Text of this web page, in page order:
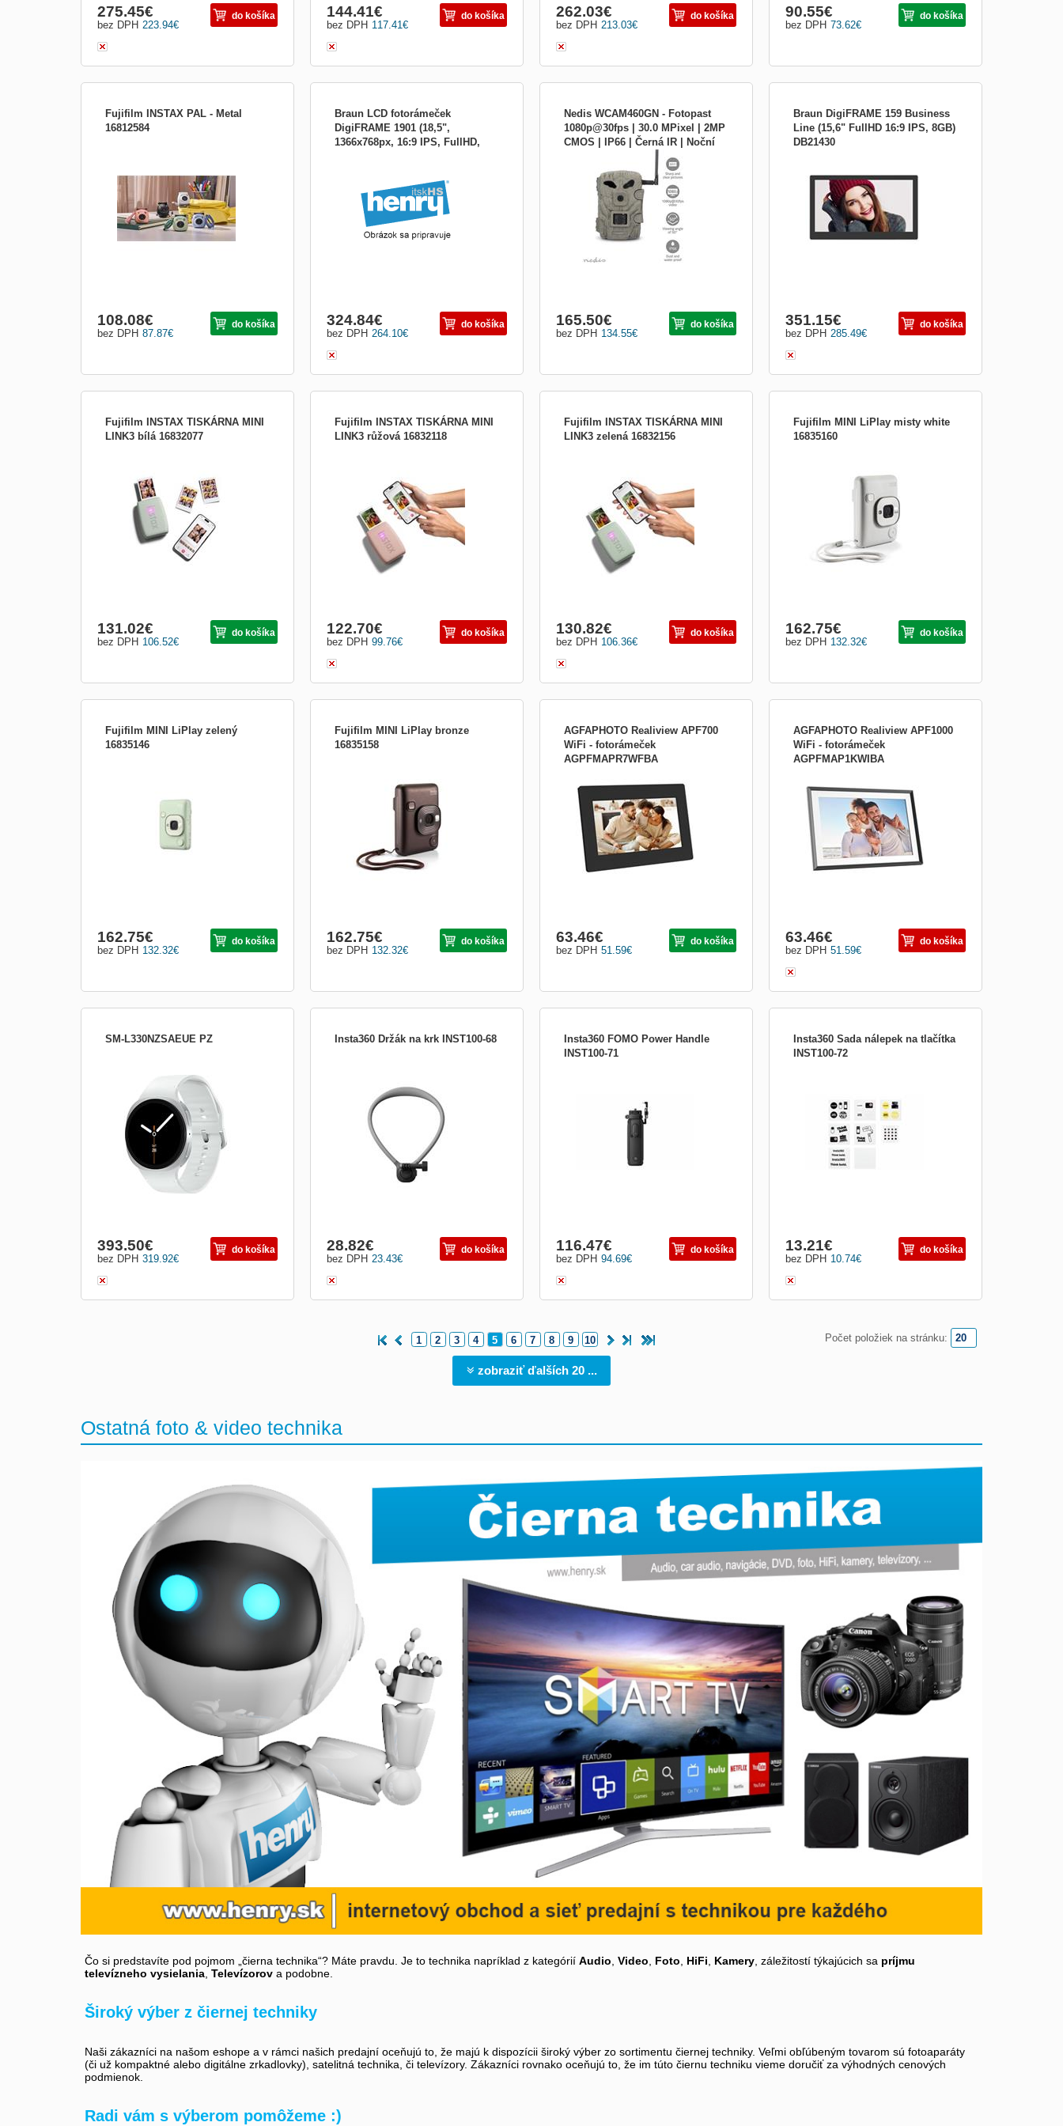
223.94€
bez DPH
275.45€ do košíka
117.41€
bez DPH
144.41€ do košíka
213.03€
bez DPH
262.03€ do košíka
73.62€
bez DPH
90.55€ do košíka
Fujifilm INSTAX PAL - Metal
16812584
speciální mobilní aplikace INSTAX Pal.
Poté si své oblíbené snímky můžete
kdykoli vytisknout pomocí jakékoli tiskárny
z řady INST
87.87€
bez DPH
108.08€ do košíka
Braun LCD fotorámeček
DigiFRAME 1901 (18,5",
1366x768px, 16:9 IPS, FullHD,
264.10€
bez DPH
324.84€ do košíka
Nedis WCAM460GN - Fotopast
1080p@30fps | 30.0 MPixel | 2MP
CMOS | IP66 | Černá IR | Noční
vidění | Úhel záběru:50°
MPixel CMOS | IP66 | Černá IR | Noční
vidění | Úhel záběru: 50 ° | Pohybový
senzor | Úhel detekce: 50 ° | Rozsah
detekce: 20 m | LCD obrazovka | Zelená •
Full HD fotopast se 4G LTE čtečkou SIM
karet (SIM karta
134.55€
bez DPH
165.50€ do košíka
Braun DigiFRAME 159 Business
Line (15,6" FullHD 16:9 IPS, 8GB)
DB21430
1920x1080p/ 16:9, internou pamäťou 8GB,
prehrávanie JPEG/MP3/Videá, HDMI/mini
USB/USB/AV/SD slot, AV výstup, Stereo
2x3W reproduktory, IR diaľkový ovládač,
čierny. Veľkosť displeja...
285.49€
bez DPH
351.15€ do košíka
Fujifilm INSTAX TISKÁRNA MINI
LINK3 bílá 16832077
Použiteľný film : FUJIFILM Instant mini
Film (predávaný samostatne) Rozmery
fotografie : 62 mm × 46 mm Počet pixelov
expozície : 800 × 600 bodov Rozlíšenie
expozície : 12.5 bodov/mm (3...
106.52€
bez DPH
131.02€ do košíka
Fujifilm INSTAX TISKÁRNA MINI
LINK3 růžová 16832118
Použiteľný film : FUJIFILM Instant mini
Film (predávaný samostatne) Rozmery
fotografie : 62 mm × 46 mm Počet pixelov
expozície : 800 × 600 bodov Rozlíšenie
expozície : 12.5 bodov/mm (3...
99.76€
bez DPH
122.70€ do košíka
Fujifilm INSTAX TISKÁRNA MINI
LINK3 zelená 16832156
Použiteľný film : FUJIFILM Instant mini
Film (predávaný samostatne) Rozmery
fotografie : 62 mm × 46 mm Počet pixelov
expozície : 800 × 600 bodov Rozlíšenie
expozície : 12.5 bodov/mm (3...
106.36€
bez DPH
130.82€ do košíka
Fujifilm MINI LiPlay misty white
16835160
132.32€
bez DPH
162.75€ do košíka
Fujifilm MINI LiPlay zelený
16835146
132.32€
bez DPH
162.75€ do košíka
Fujifilm MINI LiPlay bronze
16835158
132.32€
bez DPH
162.75€ do košíka
AGFAPHOTO Realiview APF700
WiFi - fotorámeček
AGPFMAPR7WFBA
kdekoľvek Fotorámeček Realiview
APF700 WIFI vám ponúka jedinečný
spôsob zdieľania vašich fotografií a videí.
Vaši priatelia a rodina vám môžu priamo
posielať svoje najlepši...
51.59€
bez DPH
63.46€ do košíka
AGFAPHOTO Realiview APF1000
WiFi - fotorámeček
AGPFMAP1KWIBA
kdekoľvek Fotorámček Realiview
APF1000WIFI vám ponúka jedinečný
zážitok zo zdieľania fotografií a videí. Vaša
rodina a priatelia vám môžu posielať svoje
najlepšie zábery pr...
51.59€
bez DPH
63.46€ do košíka
SM-L330NZSAEUE PZ
319.92€
bez DPH
393.50€ do košíka
Insta360 Držák na krk INST100-68
23.43€
bez DPH
28.82€ do košíka
Insta360 FOMO Power Handle
INST100-71
94.69€
bez DPH
116.47€ do košíka
Insta360 Sada nálepek na tlačítka
INST100-72
10.74€
bez DPH
13.21€ do košíka
Počet položiek na stránku:
1 2 3 4 5 6 7 8 9 10
zobraziť ďalších 20 ...
Ostatná foto & video technika
Čo si predstavíte pod pojmom „čierna technika“? Máte pravdu. Je to technika napríklad z kategórií Audio Video Foto HiFi Kamery , záležitostí týkajúcich sa príjmu
televízneho vysielania Televízorov a podobne.
Široký výber z čiernej techniky
Naši zákazníci na našom eshope a v rámci našich predajní oceňujú to, že majú k dispozícii široký výber zo sortimentu čiernej techniky. Veľmi obľúbeným tovarom sú fotoaparáty
(či už kompaktné alebo digitálne zrkadlovky), satelitná technika, či televízory. Zákazníci rovnako oceňujú to, že im túto čiernu techniku vieme doručiť za výhodných cenových
podmienok.
Radi vám s výberom pomôžeme :)